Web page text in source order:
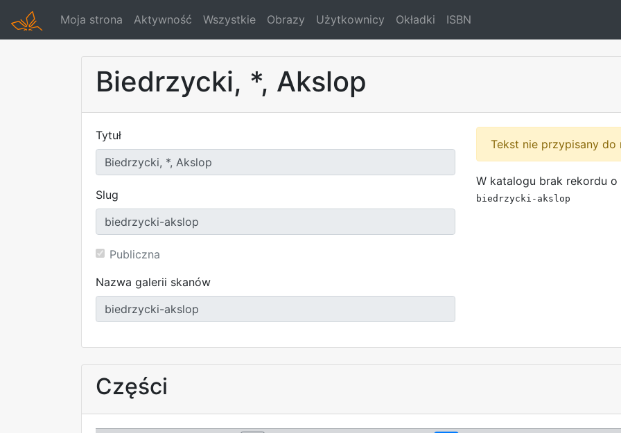
Moja strona Aktywność Wszystkie Obrazy Użytkownicy Okładki ISBN
Biedrzycki, *, Akslop
Tytuł
Slug
Publiczna
Nazwa galerii skanów
Tekst nie przypisany
W katalogu brak rekordu o
biedrzycki-akslop
Części